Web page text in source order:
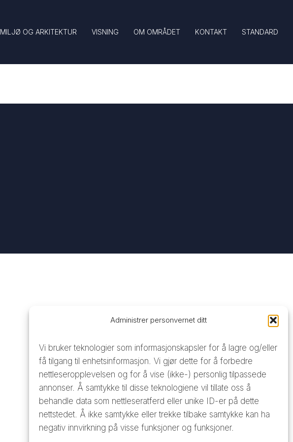
Administrer personvernet ditt
Vi bruker teknologier som informasjonskapsler for å lagre og/eller
få tilgang til enhetsinformasjon. Vi gjør dette for å forbedre
nettleseropplevelsen og for å vise (ikke-) personlig tilpassede
annonser. Å samtykke til disse teknologiene vil tillate oss å
behandle data som nettleseratferd eller unike ID-er på dette
nettstedet. Å ikke samtykke eller trekke tilbake samtykke kan ha
negativ innvirkning på visse funksjoner og funksjoner.
MILJØ OG ARKITEKTUR VISNING OM OMRÅDET KONTAKT STANDARD